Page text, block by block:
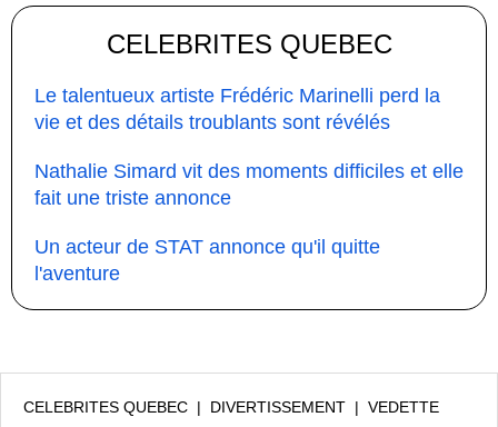
CELEBRITES QUEBEC
Le talentueux artiste Frédéric Marinelli perd la
vie et des détails troublants sont révélés
Nathalie Simard vit des moments difficiles et elle
fait une triste annonce
Un acteur de STAT annonce qu'il quitte
l'aventure
CELEBRITES QUEBEC | DIVERTISSEMENT | VEDETTE